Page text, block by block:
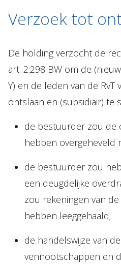
Verzoek tot
De holding verzocht de
art. 2:298 BW om de
Y) en de leden van de RvT
ontslaan en (subsidiair) te
de bestuurder zou de
hebben overgeheveld
de bestuurder zou
een deugdelijke
zou rekeningen van
hebben leeggehaald;
de handelswijze van
vennootschappen en